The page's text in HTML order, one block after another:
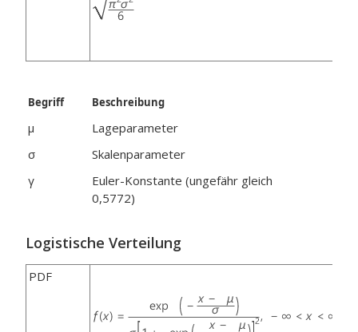
Begriff Beschreibung
μ
Lageparameter
σ
Skalenparameter
γ
Euler-Konstante (ungefähr gleich
0,5772)
Logistische Verteilung
PDF